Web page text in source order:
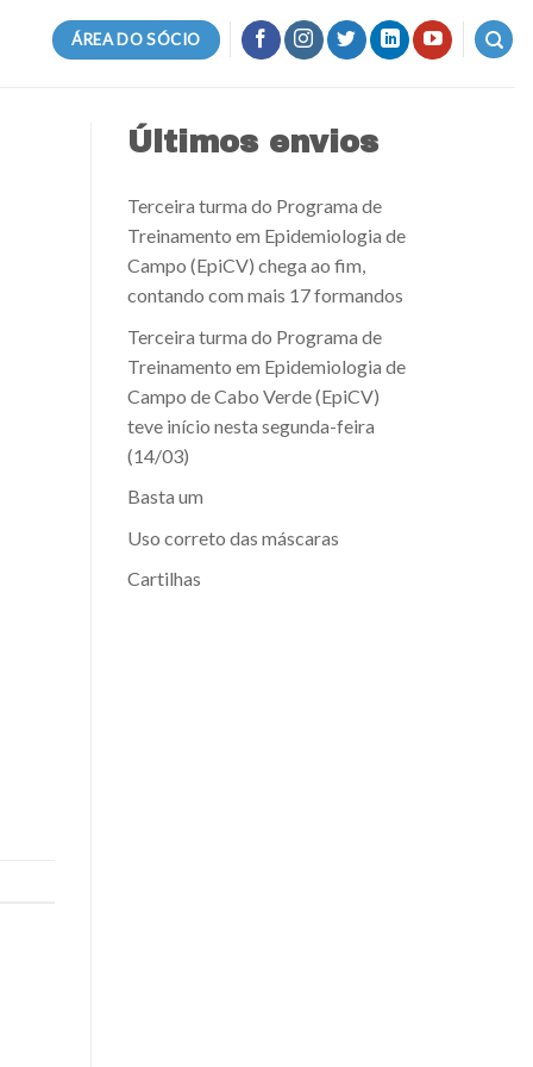
ÁREA DO SÓCIO
Últimos envios
Terceira turma do Programa de
Treinamento em Epidemiologia de
Campo (EpiCV) chega ao fim,
contando com mais 17 formandos
Terceira turma do Programa de
Treinamento em Epidemiologia de
Campo de Cabo Verde (EpiCV)
teve início nesta segunda-feira
(14/03)
Basta um
Uso correto das máscaras
Cartilhas